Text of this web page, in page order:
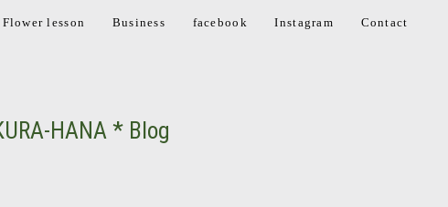
Flower lesson Business facebook Instagram Contact
HANA * Blog